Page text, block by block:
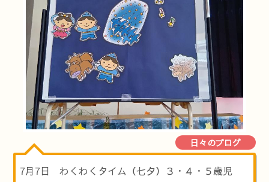
日々のブログ
7月7日 わくわくタイム（七夕）３・４・５歳児